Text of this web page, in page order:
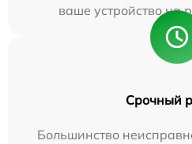
ваше устройство на
Срочный
Большинство